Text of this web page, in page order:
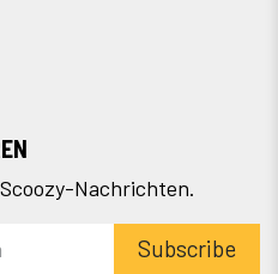
Nachrichten.
Subscribe